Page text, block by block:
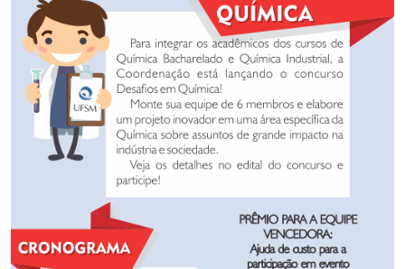
Banco Central do Brasil
Planalto